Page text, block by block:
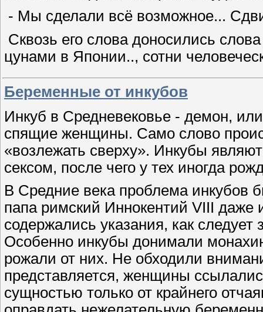
- Мы сделали всё возможное...
Сквозь его слова доносились
цунами в Японии.., сотни
Беременные от инкубов
Инкуб в Средневековье - демон,
спящие женщины. Само слово
«возлежать сверху». Инкубы
сексом, после чего у тех иногда
В Средние века проблема инкубов
папа римский Иннокентий VIII даже
содержались указания, как
Особенно инкубы донимали
рожали от них. Не обходили
представляется, женщины
сущностью только от крайнего